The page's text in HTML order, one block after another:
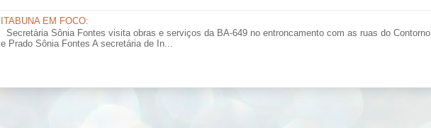
ITABUNA EM FOCO:
Secretária Sônia Fontes visita obras e serviços da BA-649 no entroncamento com as ruas do Contorno
e Prado Sônia Fontes A secretária de In...